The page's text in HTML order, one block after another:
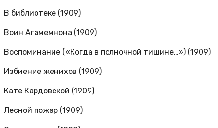
В библиотеке (1909)
Воин Агамемнона (1909)
Воспоминание («Когда в полночной тишине…») (1909)
Избиение женихов (1909)
Кате Кардовской (1909)
Лесной пожар (1909)